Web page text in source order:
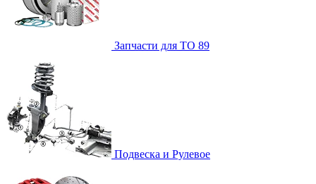
Запчасти для ТО 89
Подвеска и Рулевое